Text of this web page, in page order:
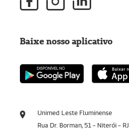
Unimed Leste Fluminense
Rua Dr. Borman, 51 - Niterói - RJ
Baixe nosso aplicativo